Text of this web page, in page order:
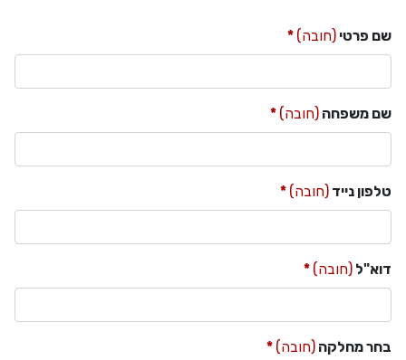
שם פרטי (חובה)
שם משפחה (חובה)
טלפון נייד (חובה)
דוא"ל (חובה)
בחר מחלקה (חובה)